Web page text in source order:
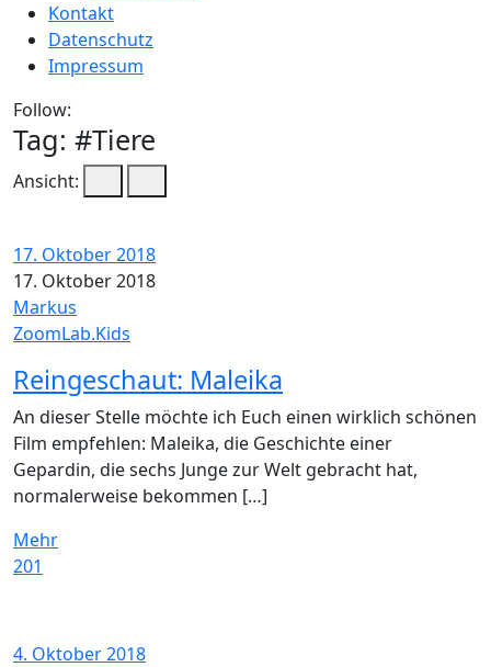
Kontakt
Datenschutz
Impressum
Follow:
Tag: #Tiere
Ansicht:
17. Oktober 2018
17. Oktober 2018
Markus
ZoomLab.Kids
Reingeschaut: Maleika
An dieser Stelle möchte ich Euch einen wirklich schönen
Film empfehlen: Maleika, die Geschichte einer
Gepardin, die sechs Junge zur Welt gebracht hat,
normalerweise bekommen […]
Mehr
201
4. Oktober 2018